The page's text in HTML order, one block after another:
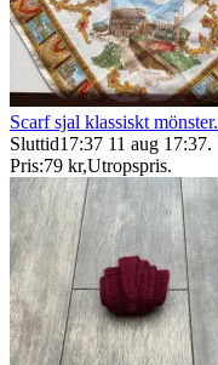
Scarf sjal klassiskt
Sluttid17:37 11 aug 17:37.
Pris:79 kr,Utropspris.